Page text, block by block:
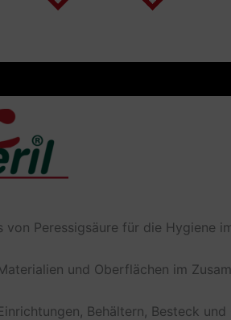
von Peressigsäure für die Hygiene
und Oberflächen im
Behältern, Besteck